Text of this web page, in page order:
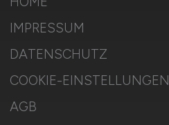
IMPRESSUM
DATENSCHUTZ
COOKIE-EINSTELLUNGEN
AGB